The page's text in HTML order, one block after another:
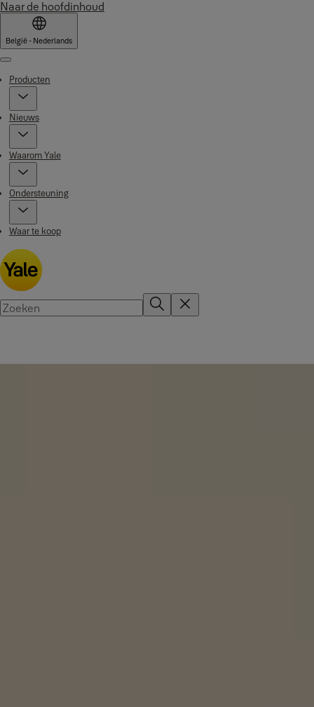
Naar de hoofdinhoud
België - Nederlands
Menu
Producten
Nieuws
Waarom Yale
Ondersteuning
Waar te koop